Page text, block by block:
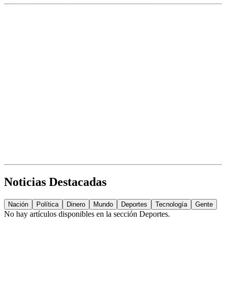
Noticias Destacadas
Nación Política Dinero Mundo Deportes Tecnología Gente
No hay artículos disponibles en la sección Deportes.